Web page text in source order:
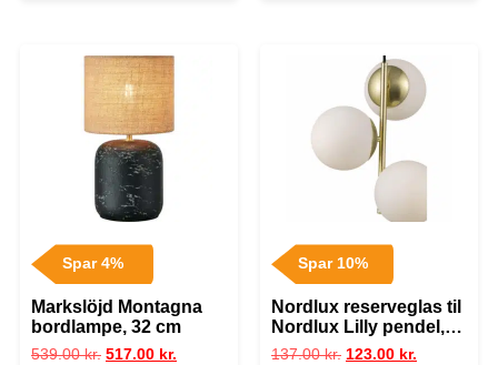
Spar 4%
Markslöjd Montagna
bordlampe, 32 cm
539.00kr. 517.00 kr.
Spar 10%
Nordlux reserveglas til
Nordlux Lilly pendel,
bord og gulvlampe
137.00kr. 123.00 kr.